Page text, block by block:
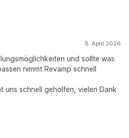
8. April 2026
und sollte was
nimmt Revamp schnell
uns schnell geholfen, vielen Dank